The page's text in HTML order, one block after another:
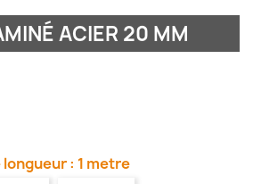
ACIER 20 MM
: 1 metre